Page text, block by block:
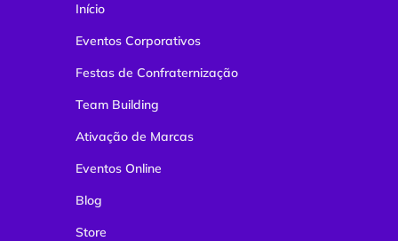
Início
Eventos Corporativos
Festas de Confraternização
Team Building
Ativação de Marcas
Eventos Online
Blog
Store